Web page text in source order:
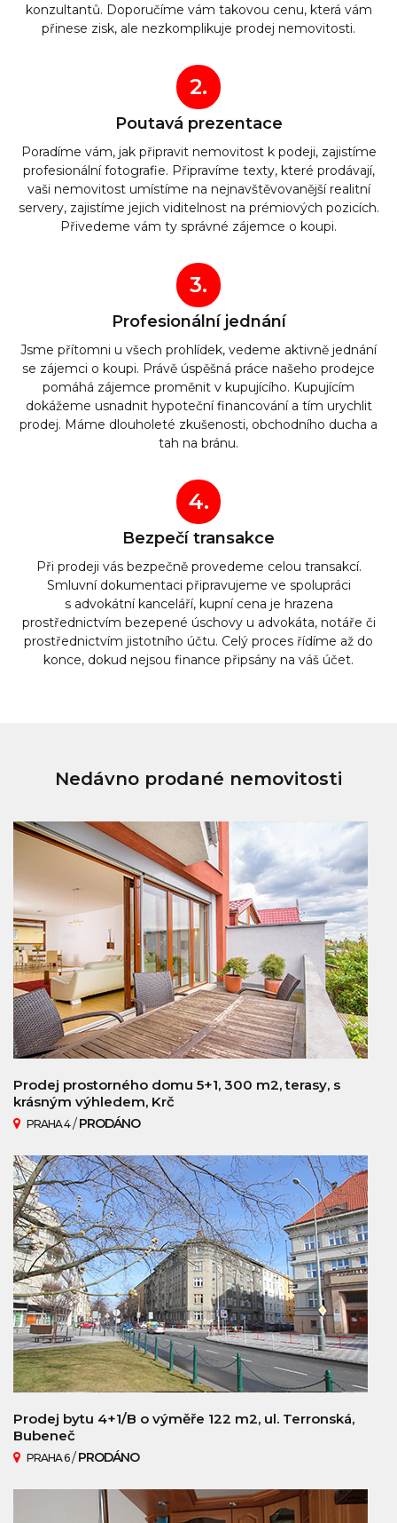
konzultantů. Doporučíme vám takovou cenu, která vám
přinese zisk, ale nezkomplikuje prodej nemovitosti.
2.
Poutavá prezentace
Poradíme vám, jak připravit nemovitost k podeji, zajistíme
profesionální fotografie. Připravíme texty, které prodávají,
vaši nemovitost umístíme na nejnavštěvovanější realitní
servery, zajistíme jejich viditelnost na prémiových pozicích.
Přivedeme vám ty správné zájemce o koupi.
3.
Profesionální jednání
Jsme přítomni u všech prohlídek, vedeme aktivně jednání
se zájemci o koupi. Právě úspěšná práce našeho prodejce
pomáhá zájemce proměnit v kupujícího. Kupujícím
dokážeme usnadnit hypoteční financování a tím urychlit
prodej. Máme dlouholeté zkušenosti, obchodního ducha a
tah na bránu.
4.
Bezpečí transakce
Při prodeji vás bezpečně provedeme celou transakcí.
Smluvní dokumentaci připravujeme ve spolupráci
s advokátní kanceláří, kupní cena je hrazena
prostřednictvím bezepené úschovy u advokáta, notáře či
prostřednictvím jistotního účtu. Celý proces řídíme až do
konce, dokud nejsou finance připsány na váš účet.
Nedávno prodané nemovitosti
Prodej prostorného domu 5+1, 300 m2, terasy, s
krásným výhledem, Krč
PRAHA 4/PRODÁNO
Prodej bytu 4+1/B o výměře 122 m2, ul. Terronská,
Bubeneč
PRAHA 6/PRODÁNO